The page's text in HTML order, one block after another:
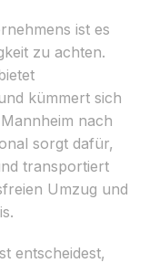
ist es
zu achten.
kümmert sich
nach
sorgt dafür,
transportiert
Umzug und
entscheidest,